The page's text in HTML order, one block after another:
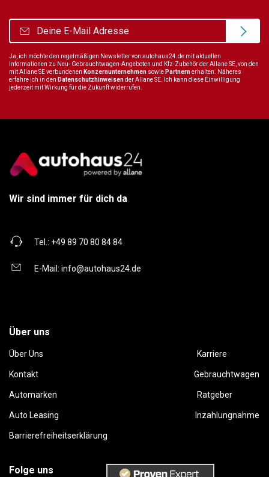
Ja, ich möchte den regelmäßigen Newsletter von autohaus24.de mit aktuellen
Informationen zu Neu- Gebrauchtwagen-Angeboten und Kfz-Zubehör der Allane SE, von den
mit Allane SE verbundenen Konzernunternehmen sowie Partnernerhalten. Näheres
erfahre ich in den Datenschutzhinweisender Allane SE. Ich kann diese Einwilligung
jederzeit mit Wirkung für die Zukunft widerrufen.
Wir sind immer für dich da
Tel.: +49 89 70 80 84 84
E-Mail: info@autohaus24.de
Über uns
Über Uns Karriere
Kontakt Gebrauchtwagen
Automarken Ratgeber
Auto Leasing Inzahlungnahme
Barrierefreiheitserklärung
Folge uns